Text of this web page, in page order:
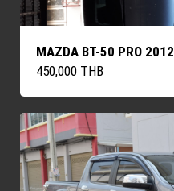
MAZDA BT-50 PRO 2012
450,000 THB